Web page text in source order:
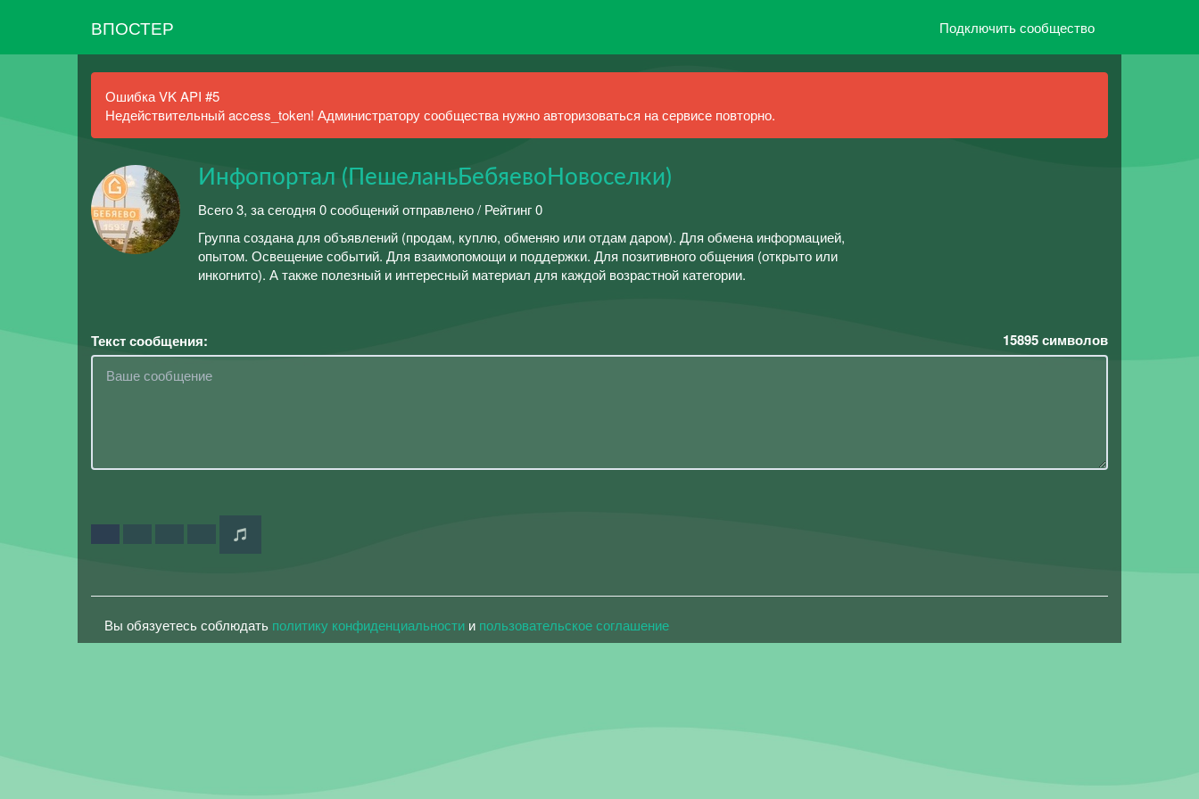
ВПОСТЕР Подключить сообщество
Ошибка VK API #5
Недействительный access_token! Администратору сообщества нужно авторизоваться на сервисе повторно.
Инфопортал (ПешеланьБебяевоНовоселки)
Всего 3, за сегодня 0 сообщений отправлено / Рейтинг 0
Группа создана для объявлений (продам, куплю, обменяю или отдам даром). Для обмена информацией,
опытом. Освещение событий. Для взаимопомощи и поддержки. Для позитивного общения (открыто или
инкогнито). А также полезный и интересный материал для каждой возрастной категории.
Текст сообщения: 15895символов
Вы обязуетесь соблюдать политику конфиденциальности и пользовательское соглашение